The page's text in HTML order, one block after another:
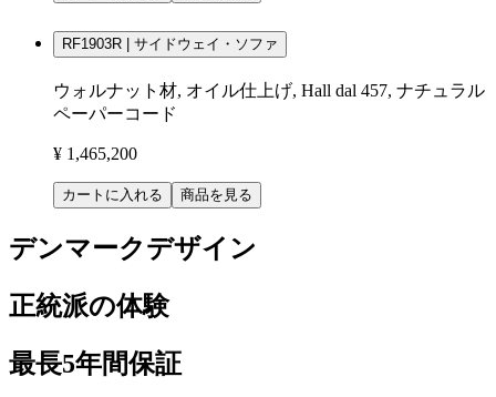
RF1903R | サイドウェイ・ソファ
ウォルナット材, オイル仕上げ, Hall dal 457, ナチュラル
ペーパーコード
¥ 1,465,200
カートに入れる 商品を見る
デンマークデザイン
正統派の体験
最長5年間保証